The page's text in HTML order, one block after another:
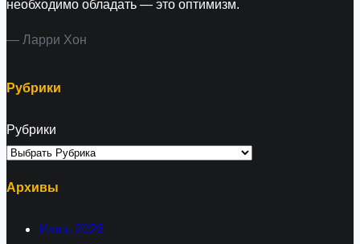
необходимо обладать — это оптимизм.
— Ларри Хон
Рубрики
Рубрики
Архивы
Июль 2026